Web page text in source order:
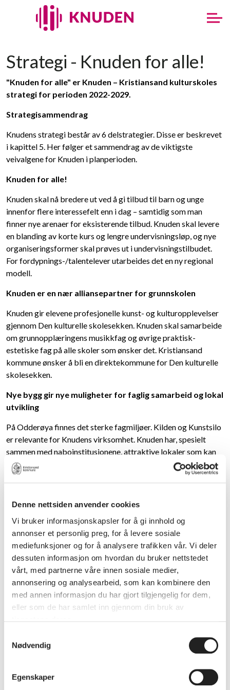
Denne nettsiden anvender cookies
Vi bruker informasjonskapsler for å gi innhold og
annonser et personlig preg, for å levere sosiale
mediefunksjoner og for å analysere trafikken vår. Vi deler
dessuten informasjon om hvordan du bruker nettstedet
vårt, med partnerne våre innen sosiale medier,
annonsering og analysearbeid, som kan kombinere den
med annen informasjon du har gjort tilgjengelig for dem,
eller som de har samlet inn gjennom din bruk av
Nødvendig
Egenskaper
Strategi - Knuden for alle!
"Knuden for alle" er Knuden – Kristiansand kulturskoles
strategi for perioden 2022-2029.
Strategisammendrag
Knudens strategi består av 6 delstrategier. Disse er beskrevet
i kapittel 5. Her følger et sammendrag av de viktigste
veivalgene for Knuden i planperioden.
Knuden for alle!
Knuden skal nå bredere ut ved å gi tilbud til barn og unge
innenfor flere interessefelt enn i dag – samtidig som man
finner nye arenaer for eksisterende tilbud. Knuden skal levere
en blanding av korte kurs og lengre undervisningsløp, og nye
organiseringsformer skal prøves ut i undervisningstilbudet.
For fordypnings-/talentelever utarbeides det en ny regional
modell.
Knuden er en nær alliansepartner for grunnskolen
Knuden gir elevene profesjonelle kunst- og kulturopplevelser
gjennom Den kulturelle skolesekken. Knuden skal samarbeide
om grunnopplæringens musikkfag og øvrige praktisk-
estetiske fag på alle skoler som ønsker det. Kristiansand
kommune ønsker å bli en direktekommune for Den kulturelle
skolesekken.
Nye bygg gir nye muligheter for faglig samarbeid og lokal
utvikling
På Odderøya finnes det sterke fagmiljøer. Kilden og Kunstsilo
er relevante for Knudens virksomhet. Knuden har, spesielt
sammen med naboinstitusjonene, attraktive lokaler som kan
ta imot arrangementer av nasjonalt kaliber. Kulturskolens
lokaler på Søgne skole- og idrettssenter og Sygna kultursenter
Kulturskolen er desentralisert
Knuden skal ha undervisningsvirksomhet på ca. 20–35 steder.
Dette organiseres i en modell med hovedsete,
bydelskulturskoler og satellitter. På hovedsetet og de 4
bydelskulturskolene er det stort fagtilbud – på satellittene et
mindre omfattende tilbud.
Knuden er en god arbeidsplass
variert arbeid og legge til rette for kunstnerisk
frilansvirksomhet. Tjenester av mindre omfang søkes i første
rekke løst gjennom institusjonssamarbeid og frilansoppdrag.